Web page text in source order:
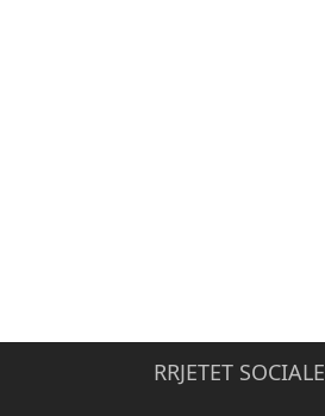
RRJETET SOCIALE